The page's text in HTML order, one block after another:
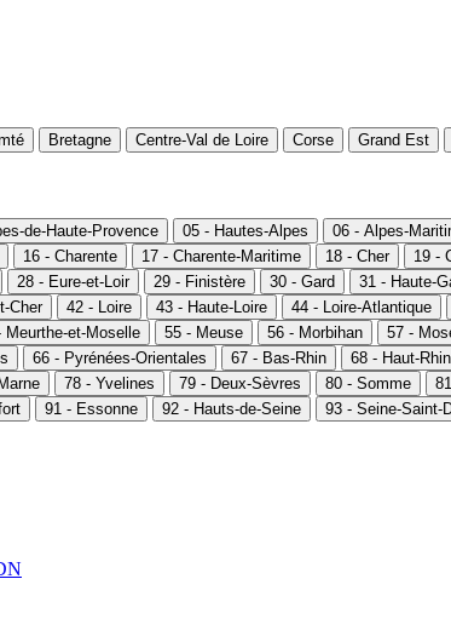
Bretagne Centre-Val de Loire Corse Grand Est
de-Haute-Provence 05 - Hautes-Alpes 06 - Alpes-
16 - Charente 17 - Charente-Maritime 18 - Cher 19 -
28 - Eure-et-Loir 29 - Finistère 30 - Gard 31 - Haute-
Cher 42 - Loire 43 - Haute-Loire 44 - Loire-Atlantique
Meurthe-et-Moselle 55 - Meuse 56 - Morbihan 57 -
66 - Pyrénées-Orientales 67 - Bas-Rhin 68 - Haut-Rhin
78 - Yvelines 79 - Deux-Sèvres 80 - Somme
91 - Essonne 92 - Hauts-de-Seine 93 - Seine-Saint-